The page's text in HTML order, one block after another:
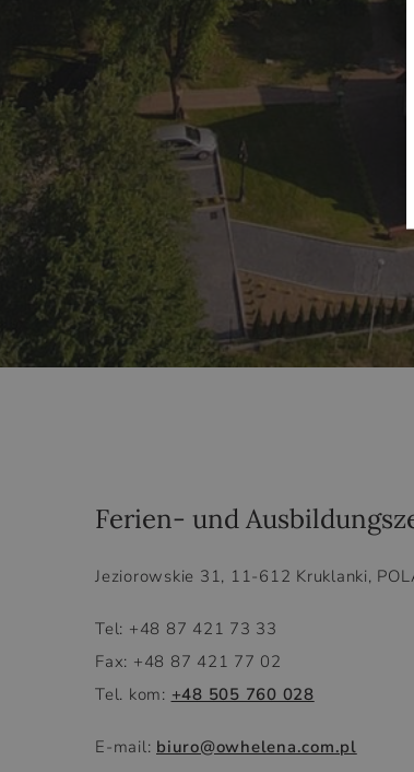
Ferien- und
Jeziorowskie 31, 11-612 Kruklanki,
Tel: +48 87 421 73 33
Fax: +48 87 421 77 02
Tel. kom: +48 505 760 028
E-mail: biuro@owhelena.com.pl